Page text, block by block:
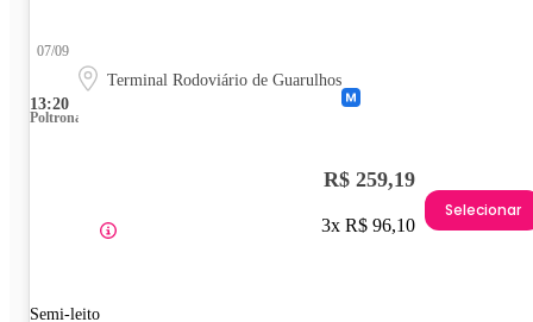
13:20
07/09
Terminal Rodoviário de Guarulhos
Poltrona
Semi-leito
R$ 259,19
3x R$ 96,10
Selecionar